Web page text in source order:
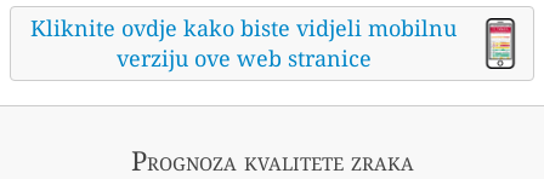
Kliknite ovdje kako biste vidjeli mobilnu
verziju ove web stranice
Prognoza kvalitete zraka